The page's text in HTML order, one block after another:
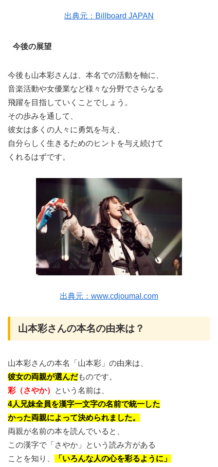
出典元：Billboard JAPAN
今後の展望
今後も山本彩さんは、本名での活動を軸に、
音楽活動や女優業など様々な分野でさらなる
飛躍を目指していくことでしょう。
その歩みを通して、
彼女は多くの人々に勇気を与え、
自分らしく生きるためのヒントを与え続けて
くれるはずです。
出典元：www.cdjoumal.com
山本彩さんの本名の由来は？
山本彩さんの本名「山本彩」の由来は、
彼女の両親が選んだものです。
彩（さやか）
という名前は、
4人兄妹全員を漢字一文字の名前で統一した
かった両親によって決められました。
両親が名前の本を読んでいると、
この漢字で「さやか」という読み方がある
ことを知り、
「いろんな人の心を彩るように」